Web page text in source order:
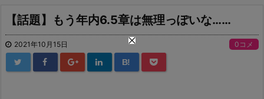
【話題】もう年内6.5章は無理っぽいな……
2021年10月15日 0コメ
B!